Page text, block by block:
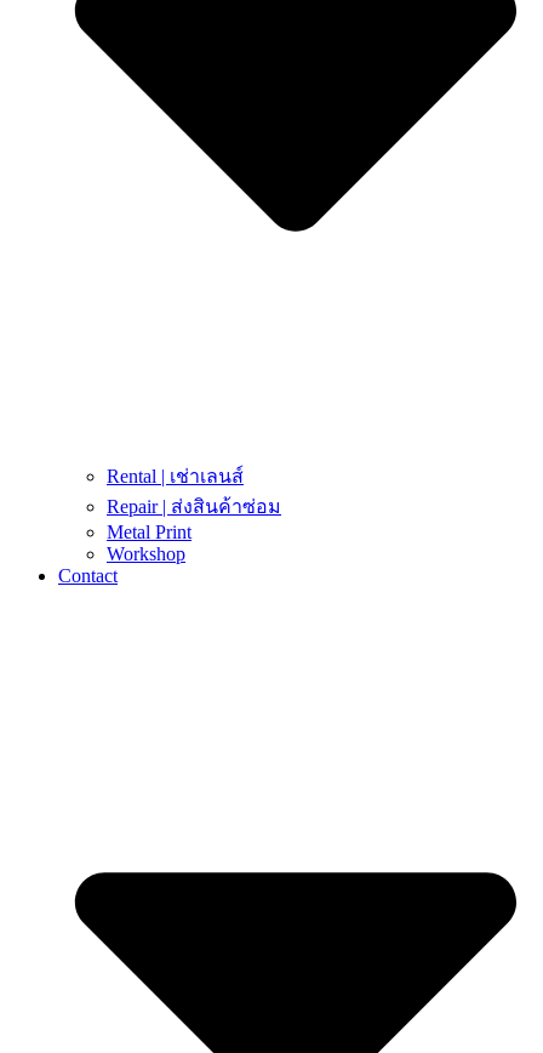
Rental | เช่าเลนส์
Repair | ส่งสินค้าซ่อม
Metal Print
Workshop
Contact